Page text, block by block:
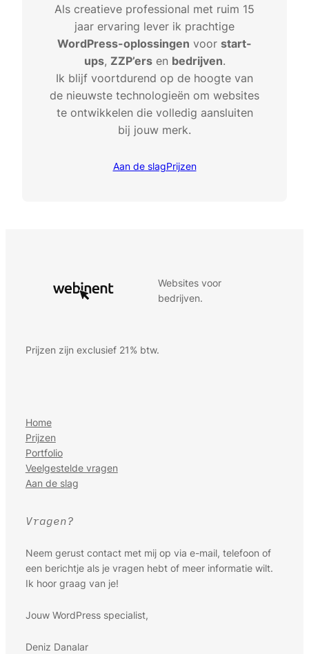
Als creatieve professional met ruim 15
jaar ervaring lever ik prachtige
WordPress-oplossingen voor start-
ups, ZZP’ersen bedrijven.
Ik blijf voortdurend op de hoogte van
de nieuwste technologieën om websites
te ontwikkelen die volledig aansluiten
bij jouw merk.
Aan de slagPrijzen
Websites voor
bedrijven.
Prijzen zijn exclusief 21% btw.
Home
Prijzen
Portfolio
Veelgestelde vragen
Aan de slag
Vragen?
Neem gerust contact met mij op via e-mail, telefoon of
een berichtje als je vragen hebt of meer informatie wilt.
Ik hoor graag van je!
Jouw WordPress specialist,
Deniz Danalar